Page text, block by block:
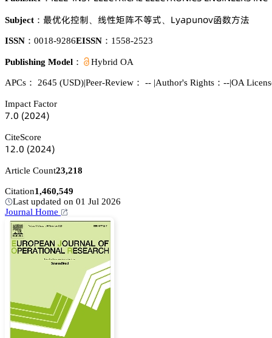
Subject： 繚懌仃㗼嗭 灦焬橭痽埯㘧旙 欄续囹卖憗鵃肃聸綻㚘鹩渑
ISSN： 0018-9286EISSN： 1558-2523
Publishing Model： Hybrid OA
APCs： 2645 (USD)|Peer-Review： -- |Author's Rights：--|OA
Impact Factor
篫.蔡 (缗蔡缗鋺)
CiteScore
声缗.蔡 (缗蔡缗鋺)
Article Count23,218
Citation1,460,549
Last updated on 01 Jul 2026
Journal Home